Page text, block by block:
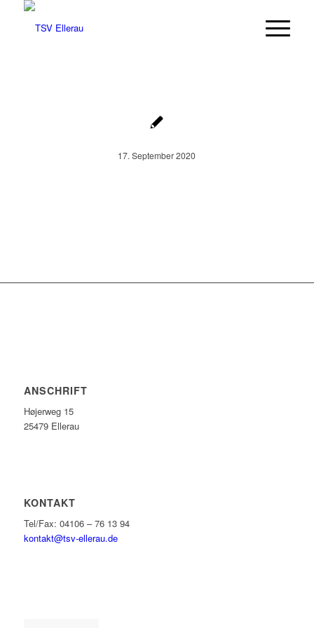
17. September 2020
ANSCHRIFT
Højerweg 15
25479 Ellerau
KONTAKT
Tel/Fax: 04106 – 76 13 94
kontakt@tsv-ellerau.de